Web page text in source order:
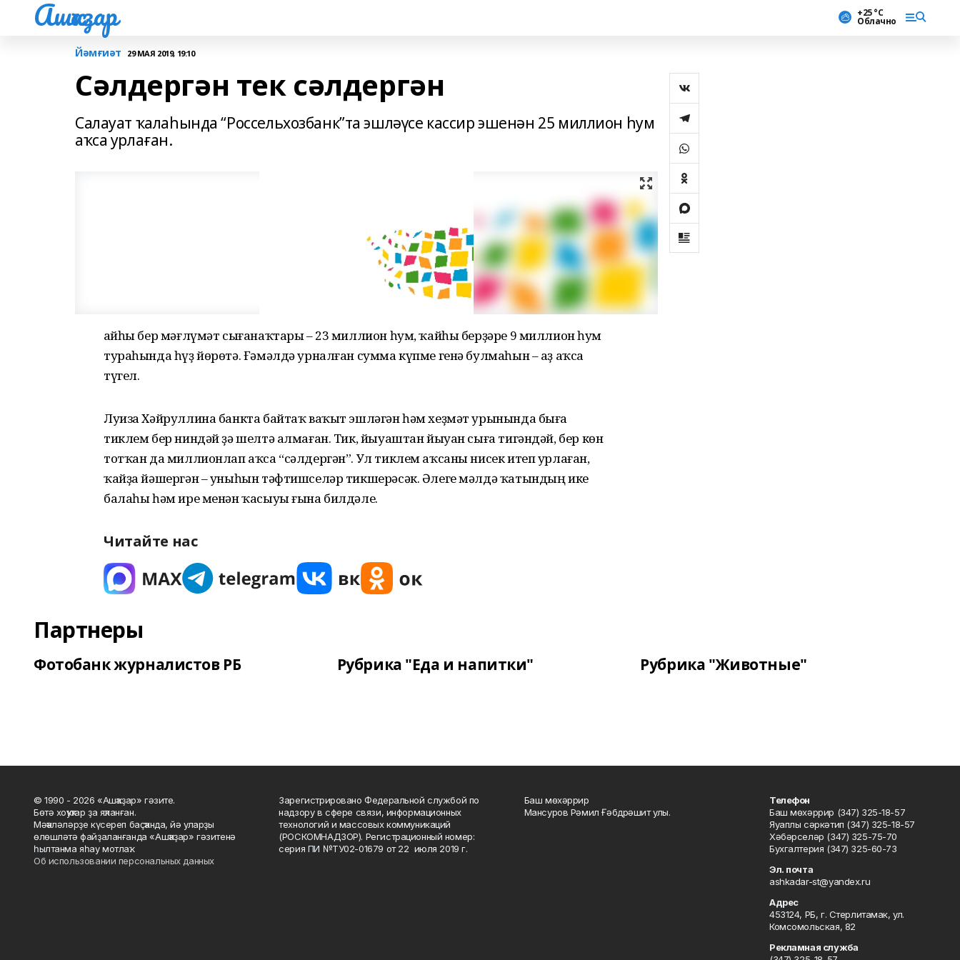
Ашҡаҙар +25 °С
Облачно
Йәмғиәт 29 МАЯ 2019, 19:10
Сәлдергән тек сәлдергән
Салауат ҡалаһында “Россельхозбанк”та эшләүсе кассир эшенән 25 миллион һум
аҡса урлаған.
Ҡайһы бер мәғлүмәт сығанаҡтары – 23 миллион һум, ҡайһы берҙәре 9 миллион һум
тураһында һүҙ йөрөтә. Ғәмәлдә урналған сумма күпме генә булмаһын – аҙ аҡса
түгел.
Луиза Хәйруллина банкта байтаҡ ваҡыт эшләгән һәм хеҙмәт урынында быға
тиклем бер ниндәй ҙә шелтә алмаған. Тик, йыуаштан йыуан сыға тигәндәй, бер көн
тотҡан да миллионлап аҡса “сәлдергән”. Ул тиклем аҡсаны нисек итеп урлаған,
ҡайҙа йәшергән – уныһын тәфтишселәр тикшерәсәк. Әлеге мәлдә ҡатындың ике
балаһы һәм ире менән ҡасыуы ғына билдәле.
Читайте нас
Партнеры
Фотобанк журналистов РБ Рубрика "Еда и напитки" Рубрика "Животные"
© 1990 - 2026 «Ашҡаҙар» гәзите.
Бөтә хоҡуҡтар ҙа яҡланған.
Мәҡәләләрҙе күсереп баҫҡанда, йә уларҙы
өлөшләтә файҙаланғанда «Ашҡаҙар» гәзитенә
һылтанма яһау мотлаҡ.
Об использовании персональных данных
Зарегистрировано Федеральной службой по
надзору в сфере связи, информационных
технологий и массовых коммуникаций
(РОСКОМНАДЗОР). Регистрационный номер:
серия ПИ №ТУ02-01679 от 22 июля 2019 г.
Баш мөхәррир
Мансуров Рәмил Ғәбдрәшит улы.
Телефон
Баш мөхәррир (347) 325-18-57
Яуаплы сәркәтип (347) 325-18-57
Хәбәрселәр (347) 325-75-70
Бухгалтерия (347) 325-60-73
Эл. почта
ashkadar-st@yandex.ru
Адрес
453124, РБ, г. Стерлитамак, ул.
Комсомольская, 82
Рекламная служба